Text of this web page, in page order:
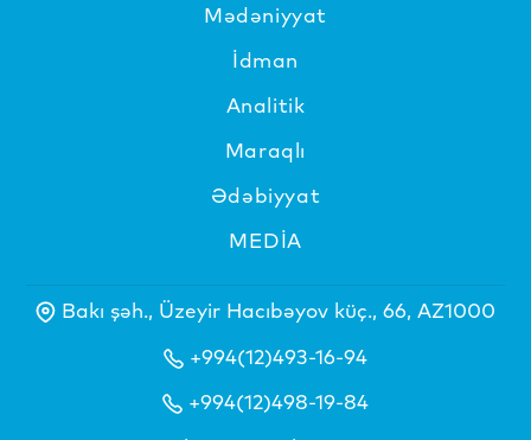
Mədəniyyat
İdman
Analitik
Maraqlı
Ədəbiyyat
MEDİA
Bakı şəh., Üzeyir Hacıbəyov küç., 66, AZ1000
+994(12)493-16-94
+994(12)498-19-84